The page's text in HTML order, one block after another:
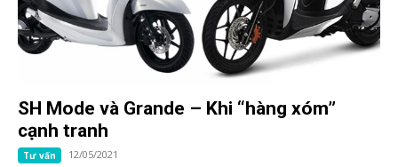
SH Mode và Grande – Khi “hàng xóm”
cạnh tranh
Tư vấn 12/05/2021